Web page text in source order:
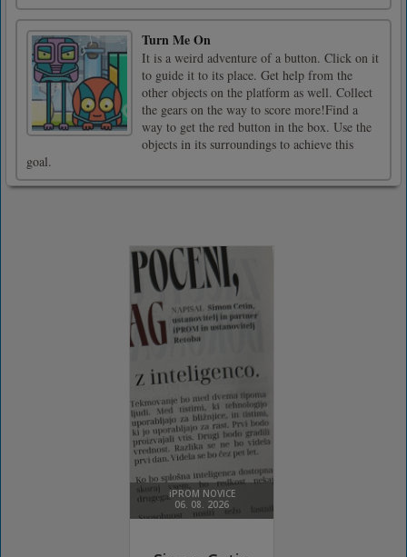
Turn Me On
It is a weird adventure of a button. Click on it
to guide it to its place. Get help from the
other objects on the platform as well. Collect
the gears on the way to score more!Find a
way to get the red button in the box. Use the
objects in its surroundings to achieve this
goal.